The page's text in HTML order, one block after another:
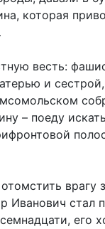
которая
весть:
и
– поеду
врагу
Иванович стал
его